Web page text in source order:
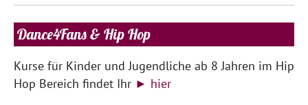
Dance4Fans & Hip Hop
Kurse für Kinder und Jugendliche ab 8 Jahren im Hip
Hop Bereich findet Ihr ► hier